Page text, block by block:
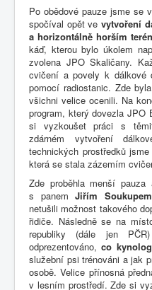
Po obědové pauze jsme se
spočíval opět ve vytvoření
a horizontálně horším
káď, kterou bylo úkolem
zvolena JPO Skaličany.
cvičení a povely k dálkové
pomocí radiostanic. Zde
všichni velice ocenili. Na
program, který dovezla JPO
si vyzkoušet práci s
zdárném vytvoření
technických prostředků
která se stala zázemím
Zde proběhla menší
s panem Jiřím
netušili možnost takového
řidiče. Následně se na
republiky (dále jen
odprezentováno,co
služební psi trénováni a jak
osobě. Velice přínosná
v lesním prostředí. Zde si